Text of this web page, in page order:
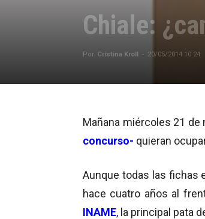
Chiale:
Por Cristina Kroll - 20/05/2014 10:24
Mañana miércoles 21
concurso- quieran
Aunque todas las fichas
hace cuatro años al
INAME, la principal pata